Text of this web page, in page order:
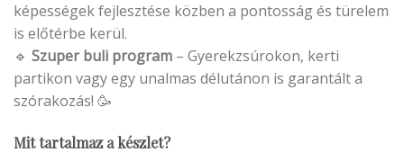
képességek fejlesztése közben a pontosság és türelem
is előtérbe kerül.
🔹 Szuper buli program – Gyerekzsúrokon, kerti
partikon vagy egy unalmas délutánon is garantált a
szórakozás! 🥳
Mit tartalmaz a készlet?